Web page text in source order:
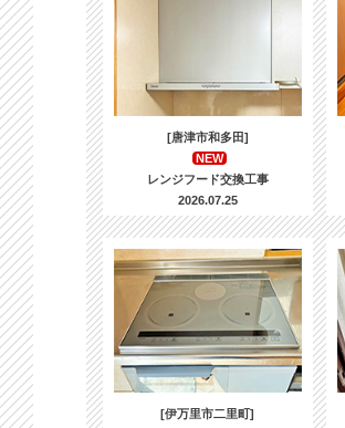
[唐津市和多田]
NEW
レンジフード交換工事
2026.07.25
[伊万里市二里町]